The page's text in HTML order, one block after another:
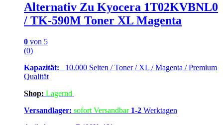
Alternativ Zu Kyocera 1T02KVBNL0
/ TK-590M Toner XL Magenta
0 von 5
(0)
Kapazität: 10.000 Seiten / Toner / XL / Magenta / Premium
Qualität
Shop: Lagernd
Versandlager: sofort Versandbar 1-2 Werktagen